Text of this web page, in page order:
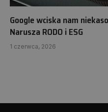
Google wciska nam
Narusza RODO i ESG
1 czerwca, 2026